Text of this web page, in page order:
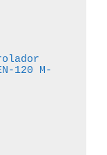
120 M-